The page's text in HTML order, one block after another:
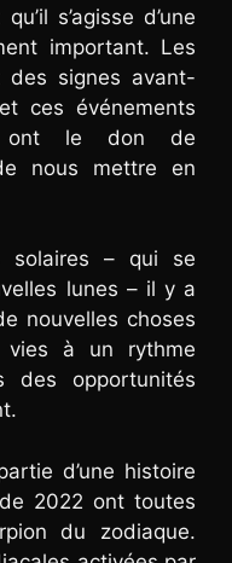
s’agisse d’une
important. Les
des signes avant-
ces événements
ont le don de
nous mettre en
solaires – qui se
lunes – il y a
nouvelles choses
vies à un rythme
opportunités
d’une histoire
2022 ont toutes
du zodiaque.